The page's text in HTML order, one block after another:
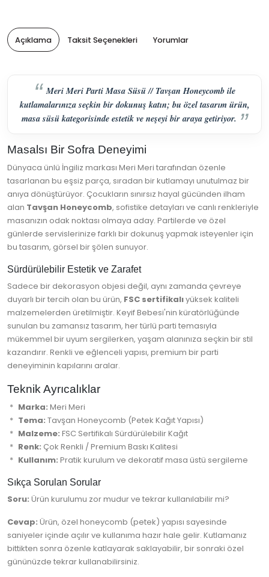
Açıklama Taksit Seçenekleri Yorumlar
Meri Meri Parti Masa Süsü // Tavşan Honeycomb ile
kutlamalarınıza seçkin bir dokunuş katın; bu özel tasarım ürün,
masa süsü kategorisinde estetik ve neşeyi bir araya getiriyor.
Masalsı Bir Sofra Deneyimi
Dünyaca ünlü İngiliz markası Meri Meri tarafından özenle
tasarlanan bu eşsiz parça, sıradan bir kutlamayı unutulmaz bir
anıya dönüştürüyor. Çocukların sınırsız hayal gücünden ilham
alan Tavşan Honeycomb, sofistike detayları ve canlı renkleriyle
masanızın odak noktası olmaya aday. Partilerde ve özel
günlerde servislerinize farklı bir dokunuş yapmak isteyenler için
bu tasarım, görsel bir şölen sunuyor.
Sürdürülebilir Estetik ve Zarafet
Sadece bir dekorasyon objesi değil, aynı zamanda çevreye
duyarlı bir tercih olan bu ürün, FSC sertifikalıyüksek kaliteli
malzemelerden üretilmiştir. Keyif Bebesi'nin küratörlüğünde
sunulan bu zamansız tasarım, her türlü parti temasıyla
mükemmel bir uyum sergilerken, yaşam alanınıza seçkin bir stil
kazandırır. Renkli ve eğlenceli yapısı, premium bir parti
deneyiminin kapılarını aralar.
Teknik Ayrıcalıklar
Marka: Meri Meri
Tema: Tavşan Honeycomb (Petek Kağıt Yapısı)
Malzeme: FSC Sertifikalı Sürdürülebilir Kağıt
Renk: Çok Renkli / Premium Baskı Kalitesi
Kullanım: Pratik kurulum ve dekoratif masa üstü sergileme
Sıkça Sorulan Sorular
Soru: Ürün kurulumu zor mudur ve tekrar kullanılabilir mi?
Cevap: Ürün, özel honeycomb (petek) yapısı sayesinde
saniyeler içinde açılır ve kullanıma hazır hale gelir. Kutlamanız
bittikten sonra özenle katlayarak saklayabilir, bir sonraki özel
gününüzde tekrar kullanabilirsiniz.